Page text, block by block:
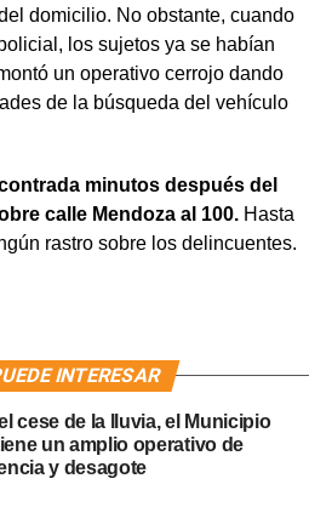
domicilio. No obstante, cuando
los sujetos ya se habían
un operativo cerrojo dando
de la búsqueda del vehículo
minutos después del
calle Mendoza al 100. Hasta
rastro sobre los delincuentes.
INTERESAR
cese de la lluvia, el Municipio
un amplio operativo de
y desagote